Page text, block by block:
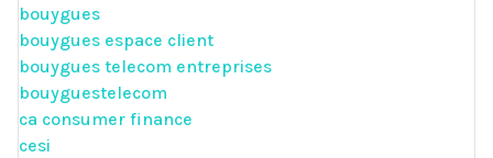
bouygues
bouygues espace client
bouygues telecom entreprises
bouyguestelecom
ca consumer finance
cesi